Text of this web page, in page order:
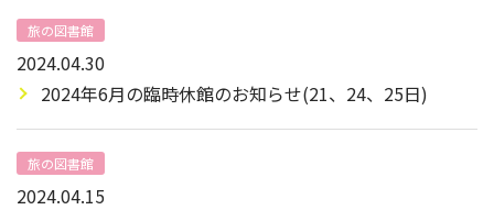
旅の図書館
2024.04.30
2024年6月の臨時休館のお知らせ(21、24、25日)
旅の図書館
2024.04.15